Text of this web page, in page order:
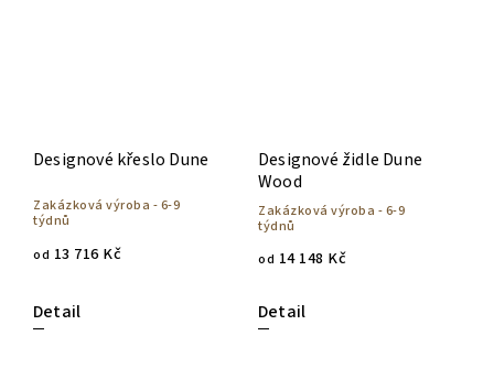
Designové křeslo Dune
Zakázková výroba - 6-9
týdnů
od 13 716 Kč
Detail
Designové židle Dune
Wood
Zakázková výroba - 6-9
týdnů
od 14 148 Kč
Detail